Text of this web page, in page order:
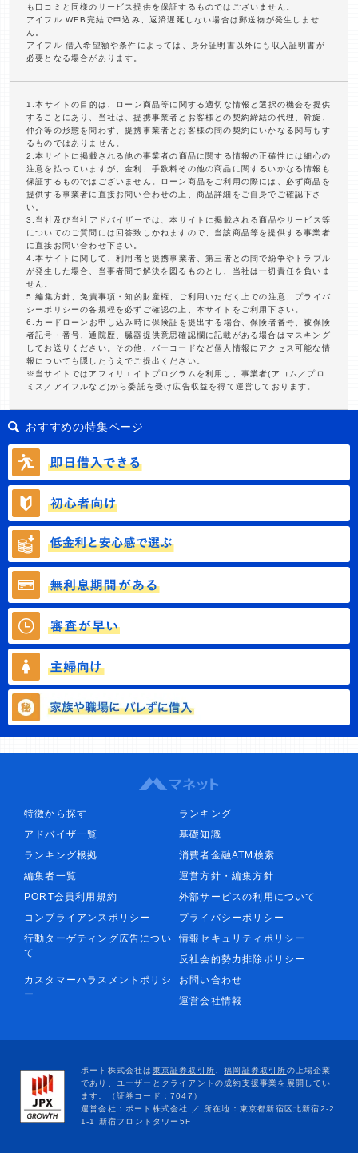
も口コミと同様のサービス提供を保証するものではございません。
アイフル WEB完結で申込み、返済遅延しない場合は郵送物が発生しませ
ん。
アイフル 借入希望額や条件によっては、身分証明書以外にも収入証明書が
必要となる場合があります。
1.本サイトの目的は、ローン商品等に関する適切な情報と選択の機会を提供
することにあり、当社は、提携事業者とお客様との契約締結の代理、斡旋、
仲介等の形態を問わず、提携事業者とお客様の間の契約にいかなる関与もす
るものではありません。
2.本サイトに掲載される他の事業者の商品に関する情報の正確性には細心の
注意を払っていますが、金利、手数料その他の商品に関するいかなる情報も
保証するものではございません。ローン商品をご利用の際には、必ず商品を
提供する事業者に直接お問い合わせの上、商品詳細をご自身でご確認下さ
い。
3.当社及び当社アドバイザーでは、本サイトに掲載される商品やサービス等
についてのご質問には回答致しかねますので、当該商品等を提供する事業者
に直接お問い合わせ下さい。
4.本サイトに関して、利用者と提携事業者、第三者との間で紛争やトラブル
が発生した場合、当事者間で解決を図るものとし、当社は一切責任を負いま
せん。
5.編集方針、免責事項・知的財産権、ご利用いただく上での注意、プライバ
シーポリシーの各規程を必ずご確認の上、本サイトをご利用下さい。
6.カードローンお申し込み時に保険証を提出する場合、保険者番号、被保険
者記号・番号、通院歴、臓器提供意思確認欄に記載がある場合はマスキング
してお送りください。その他、バーコードなど個人情報にアクセス可能な情
報についても隠したうえでご提出ください。
※当サイトではアフィリエイトプログラムを利用し、事業者(アコム／プロ
ミス／アイフルなど)から委託を受け広告収益を得て運営しております。
おすすめの特集ページ
特徴から探す
ランキング
アドバイザ一覧
基礎知識
ランキング根拠
消費者金融ATM検索
編集者一覧
運営方針・編集方針
PORT会員利用規約
外部サービスの利用について
コンプライアンスポリシー
プライバシーポリシー
行動ターゲティング広告につい
て
情報セキュリティポリシー
反社会的勢力排除ポリシー
カスタマーハラスメントポリシ
ー
お問い合わせ
運営会社情報